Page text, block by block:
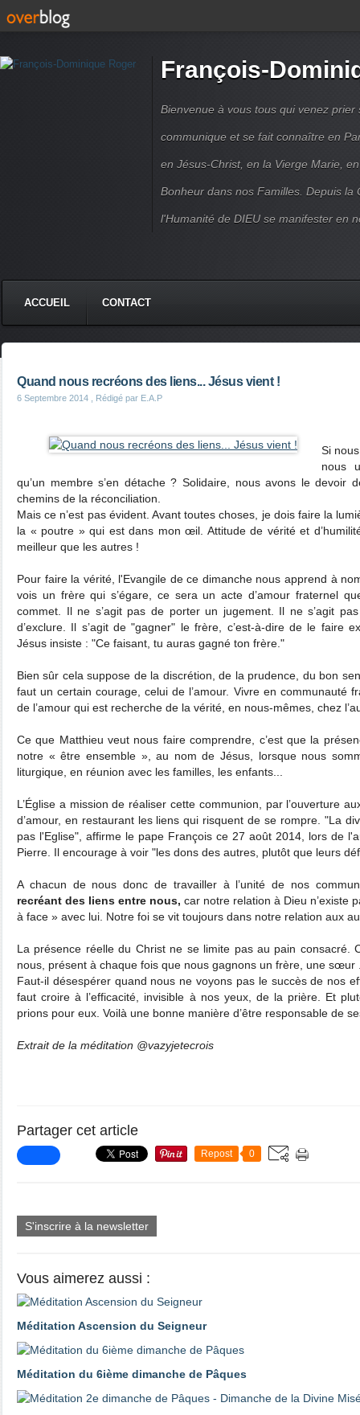
François-
Bienvenue à vous tous qui venez prier
communique et se fait connaître en
en Jésus-Christ, en la Vierge Marie,
Bonheur dans nos Familles. Depuis la
l'Humanité de DIEU se manifester en
ACCUEIL CONTACT
Quand nous recréons des liens... Jésus vient !
6 Septembre 2014 , Rédigé par E.A.P
Si
nous
qu’un membre s’en détache ? Solidaire, nous avons le devoir
chemins de la réconciliation.
Mais ce n’est pas évident. Avant toutes choses, je dois faire la
la « poutre » qui est dans mon œil. Attitude de vérité et
meilleur que les autres !
Pour faire la vérité, l'Evangile de ce dimanche nous apprend à
vois un frère qui s’égare, ce sera un acte d’amour fraternel
commet. Il ne s’agit pas de porter un jugement. Il ne s’agit
d’exclure. Il s’agit de "gagner" le frère, c’est-à-dire de le faire
Jésus insiste : "Ce faisant, tu auras gagné ton frère."
Bien sûr cela suppose de la discrétion, de la prudence, du bon
faut un certain courage, celui de l’amour. Vivre en communauté
de l’amour qui est recherche de la vérité, en nous-mêmes, chez
Ce que Matthieu veut nous faire comprendre, c’est que la
notre « être ensemble », au nom de Jésus, lorsque nous
liturgique, en réunion avec les familles, les enfants...
L’Église a mission de réaliser cette communion, par l’ouverture
d’amour, en restaurant les liens qui risquent de se rompre. "La
pas l'Eglise", affirme le pape François ce 27 août 2014, lors de
Pierre. Il encourage à voir "les dons des autres, plutôt que leurs
A chacun de nous donc de travailler à l’unité de nos
recréant des liens entre nous, car notre relation à Dieu n’existe
à face » avec lui. Notre foi se vit toujours dans notre relation aux
La présence réelle du Christ ne se limite pas au pain consacré.
nous, présent à chaque fois que nous gagnons un frère, une sœur
Faut-il désespérer quand nous ne voyons pas le succès de nos
faut croire à l’efficacité, invisible à nos yeux, de la prière. Et
prions pour eux. Voilà une bonne manière d’être responsable de
Extrait de la méditation @vazyjetecrois
Partager cet article
Repost 0
S'inscrire à la newsletter
Vous aimerez aussi :
Méditation Ascension du Seigneur
Méditation du 6ième dimanche de Pâques